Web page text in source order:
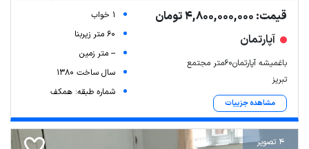
قیمت: 4,800,000,000 تومان
آپارتمان
باغمیشه آپارتمان60متر مجتمع
تبریز
مشاهده جزییات
1 خواب
60 متر زیربنا
-- متر زمین
سال ساخت 1380
شماره طبقه: همکف
4 تصویر